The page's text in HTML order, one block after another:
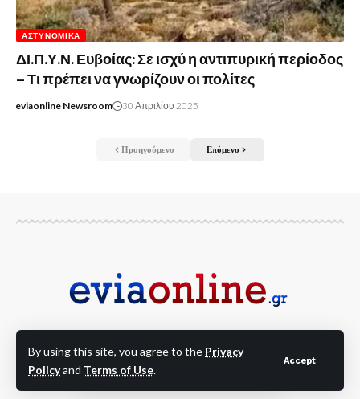
By using this site, you agree to the Privacy
Policyand Terms of Use.
Accept
ΑΣΤΥΝΟΜΙΚΆ
ΔΙ.Π.Υ.Ν. Ευβοίας: Σε ισχύ η αντιπυρική περίοδος
– Τι πρέπει να γνωρίζουν οι πολίτες
eviaonline Newsroom 30 Απριλίου 2025
Προηγούμενο Επόμενο
Για να είσαι Online στις Εξελίξεις!!! Ειδήσεις και
νέα από όλη την Εύβοια και την Στερεά Ελλάδα!